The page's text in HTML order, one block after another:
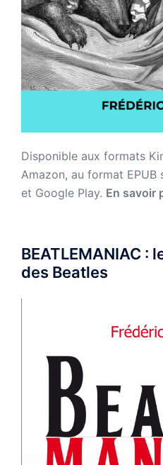
Disponible aux formats
Amazon, au format EPUB
et Google Play. En savoir
BEATLEMANIAC :
des Beatles